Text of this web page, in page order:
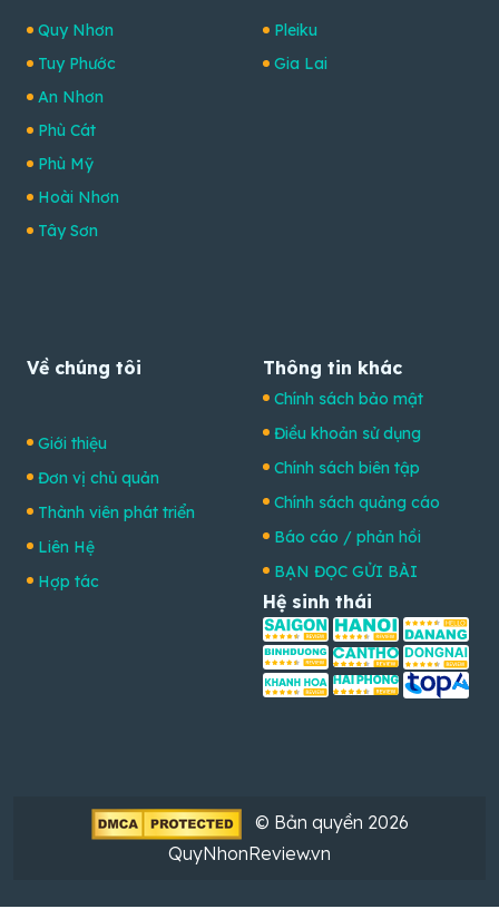
Quy Nhơn
Tuy Phước
An Nhơn
Phù Cát
Phù Mỹ
Hoài Nhơn
Tây Sơn
Pleiku
Gia Lai
Về chúng tôi
Giới thiệu
Đơn vị chủ quản
Thành viên phát triển
Liên Hệ
Hợp tác
Thông tin khác
Chính sách bảo mật
Điều khoản sử dụng
Chính sách biên tập
Chính sách quảng cáo
Báo cáo / phản hồi
BẠN ĐỌC GỬI BÀI
Hệ sinh thái
© Bản quyền 2026
QuyNhonReview.vn